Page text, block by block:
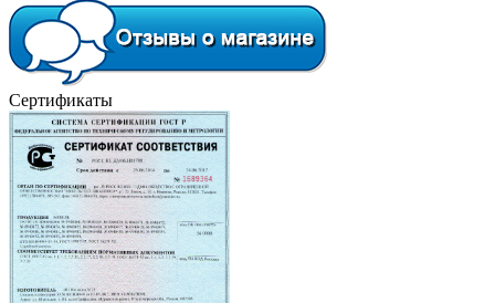
Сертификаты